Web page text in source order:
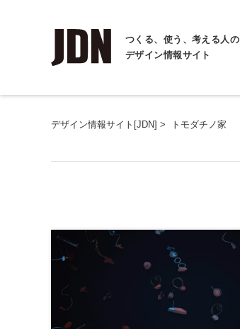
つくる、使う、考える人の
デザイン情報サイト
デザイン情報サイト[JDN] > トモダチノ家